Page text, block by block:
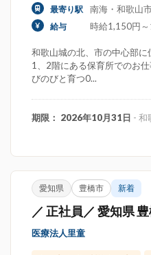
最寄り駅 南海・和歌山
給与 時給1,150円
和歌山城の北、市の中心部に
1、2階にある保育所でのお
びのびと育つ0...
期限： 2026年10月31日 - 和
愛知県 豊橋市 新着
／ 正社員／ 愛知県
医療法人里童